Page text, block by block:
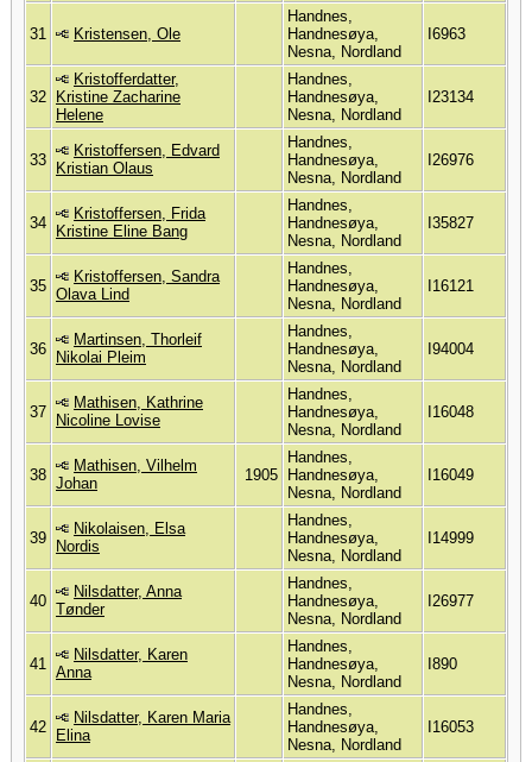
31 Kristensen, Ole
Handnes,
Handnesøya,
Nesna, Nordland
I6963
32
Kristofferdatter,
Kristine Zacharine
Helene
Handnes,
Handnesøya,
Nesna, Nordland
I23134
33
Kristoffersen, Edvard
Kristian Olaus
Handnes,
Handnesøya,
Nesna, Nordland
I26976
34
Kristoffersen, Frida
Kristine Eline Bang
Handnes,
Handnesøya,
Nesna, Nordland
I35827
35
Kristoffersen, Sandra
Olava Lind
Handnes,
Handnesøya,
Nesna, Nordland
I16121
36
Martinsen, Thorleif
Nikolai Pleim
Handnes,
Handnesøya,
Nesna, Nordland
I94004
37
Mathisen, Kathrine
Nicoline Lovise
Handnes,
Handnesøya,
Nesna, Nordland
I16048
38
Mathisen, Vilhelm
Johan
1905
Handnes,
Handnesøya,
Nesna, Nordland
I16049
39
Nikolaisen, Elsa
Nordis
Handnes,
Handnesøya,
Nesna, Nordland
I14999
40
Nilsdatter, Anna
Tønder
Handnes,
Handnesøya,
Nesna, Nordland
I26977
41
Nilsdatter, Karen
Anna
Handnes,
Handnesøya,
Nesna, Nordland
I890
42
Nilsdatter, Karen Maria
Elina
Handnes,
Handnesøya,
Nesna, Nordland
I16053